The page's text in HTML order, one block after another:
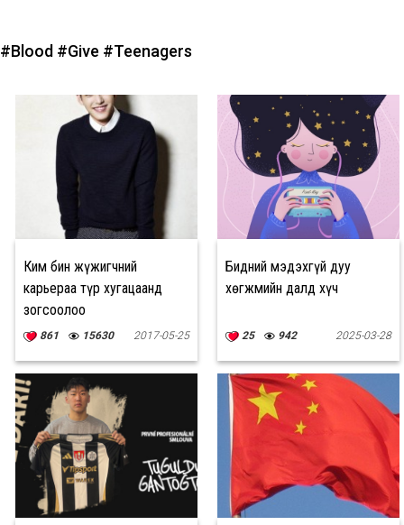
#Blood #Give #Teenagers
Ким Үбин жүжигчний
карьераа түр хугацаанд
зогсоолоо
861 15630 2017-05-25
Бидний мэдэхгүй дуу
хөгжмийн далд хүч
25 942 2025-03-28